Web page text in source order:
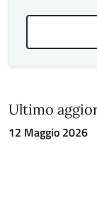
Ultimo
12 Maggio 2026